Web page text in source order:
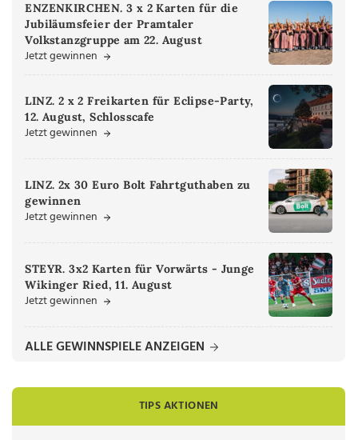
ENZENKIRCHEN. 3 x 2 Karten für die
Jubiläumsfeier der Pramtaler
Volkstanzgruppe am 22. August
Jetzt gewinnen
LINZ. 2 x 2 Freikarten für Eclipse-Party,
12. August, Schlosscafe
Jetzt gewinnen
LINZ. 2x 30 Euro Bolt Fahrtguthaben zu
gewinnen
Jetzt gewinnen
STEYR. 3x2 Karten für Vorwärts - Junge
Wikinger Ried, 11. August
Jetzt gewinnen
ALLE GEWINNSPIELE ANZEIGEN
TIPS AKTIONEN